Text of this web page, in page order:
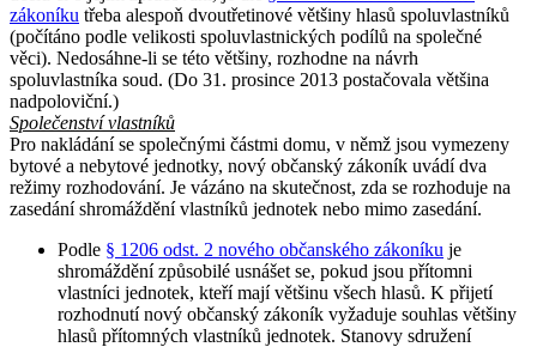
zákoníku třeba alespoň dvoutřetinové většiny hlasů spoluvlastníků
(počítáno podle velikosti spoluvlastnických podílů na společné
věci). Nedosáhne-li se této většiny, rozhodne na návrh
spoluvlastníka soud. (Do 31. prosince 2013 postačovala většina
nadpoloviční.)
Společenství vlastníků
Pro nakládání se společnými částmi domu, v němž jsou vymezeny
bytové a nebytové jednotky, nový občanský zákoník uvádí dva
režimy rozhodování. Je vázáno na skutečnost, zda se rozhoduje na
zasedání shromáždění vlastníků jednotek nebo mimo zasedání.
Podle § 1206 odst. 2 nového občanského zákoníku je
shromáždění způsobilé usnášet se, pokud jsou přítomni
vlastníci jednotek, kteří mají většinu všech hlasů. K přijetí
rozhodnutí nový občanský zákoník vyžaduje souhlas většiny
hlasů přítomných vlastníků jednotek. Stanovy sdružení